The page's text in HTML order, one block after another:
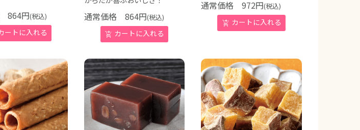
864円(税込) 通常価格864円(税込)
通常価格 972円(税込)